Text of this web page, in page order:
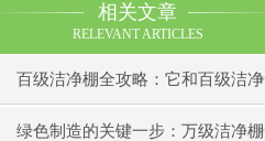
相关文章
RELEVANT ARTICLES
百级洁净棚全攻略：它和百级洁净
室到底有什么区别？
绿色制造的关键一步：万级洁净棚